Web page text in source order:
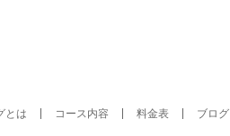
とは コース内容 料金表 ブログ